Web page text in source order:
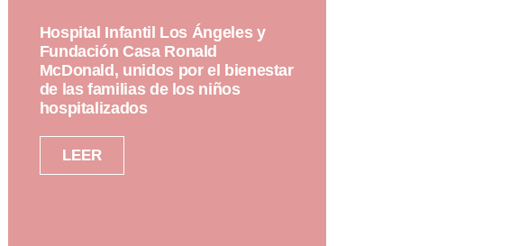
Hospital Infantil Los Ángeles y
Fundación Casa Ronald
McDonald, unidos por el bienestar
de las familias de los niños
hospitalizados
LEER